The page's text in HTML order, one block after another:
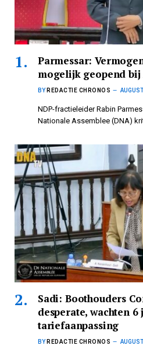
Parmessar:
mogelijk geopend
BY REDACTIE CHRONOS
NDP-fractieleider Rabin
Nationale Assemblee (DNA)
Sadi: Boothouders
desperate, wachten 6
tariefaanpassing
BY REDACTIE CHRONOS